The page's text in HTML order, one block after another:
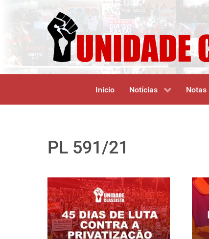
Inicio Notícias Notas
PL 591/21